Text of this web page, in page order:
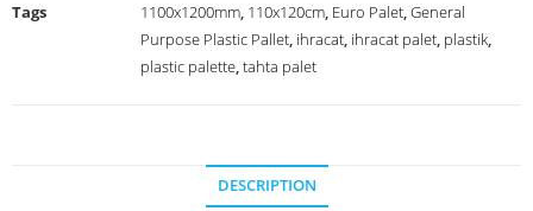
Tags 1100x1200mm, 110x120cm, Euro Palet,General
Purpose Plastic Pallet, ihracat, ihracat palet, plastik,
plastic palette,tahta palet
DESCRIPTION